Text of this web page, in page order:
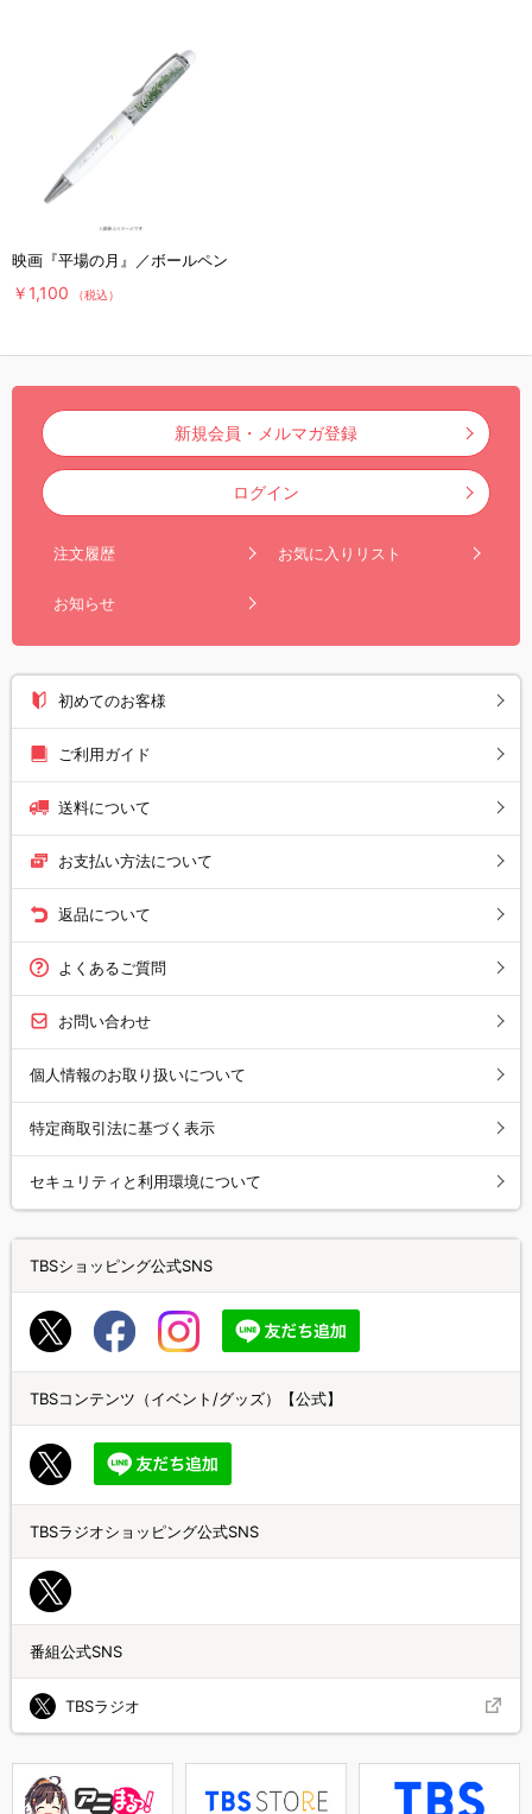
映画『平場の月』／ボールペン
￥1,100 （税込）
新規会員・メルマガ登録
ログイン
注文履歴 お気に入りリスト
お知らせ
初めてのお客様
ご利用ガイド
送料について
お支払い方法について
返品について
よくあるご質問
お問い合わせ
個人情報のお取り扱いについて
特定商取引法に基づく表示
セキュリティと利用環境について
TBSショッピング公式SNS
TBSコンテンツ（イベント/グッズ）【公式】
TBSラジオショッピング公式SNS
番組公式SNS
TBSラジオ